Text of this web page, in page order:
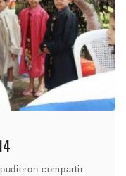
compartir